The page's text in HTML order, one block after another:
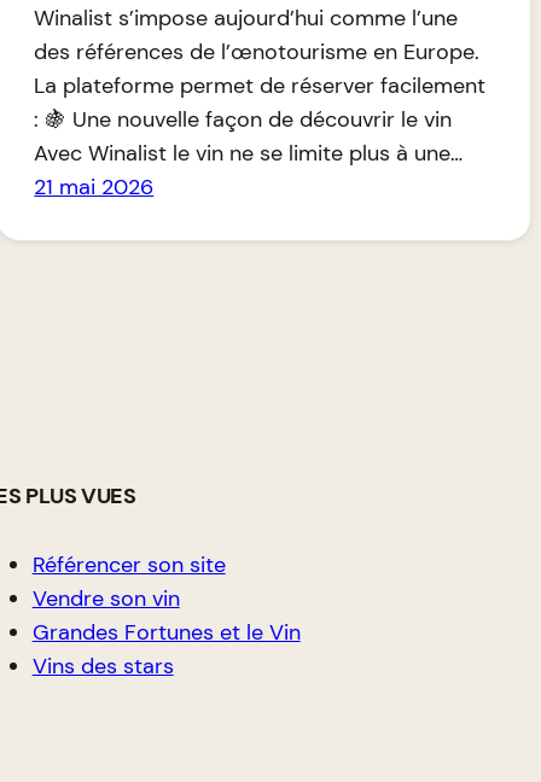
Winalist s’impose aujourd’hui comme l’une
des références de l’œnotourisme en Europe.
La plateforme permet de réserver facilement
: 🍇 Une nouvelle façon de découvrir le vin
Avec Winalist le vin ne se limite plus à une…
21 mai 2026
PLUS VUES
Référencer son site
Vendre son vin
Grandes Fortunes et le Vin
Vins des stars